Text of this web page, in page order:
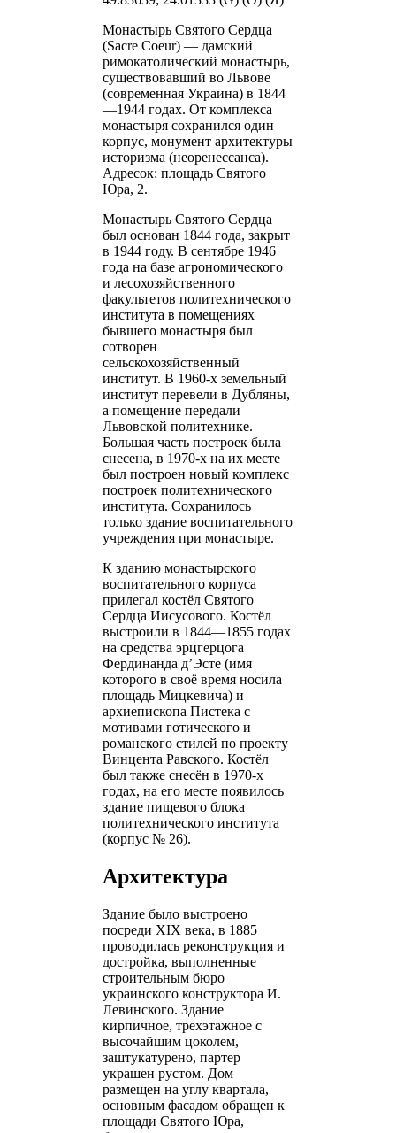
Монастырь Святого Сердца
(Sacre Coeur) — дамский
римокатолический монастырь,
существовавший во Львове
(современная Украина) в 1844
—1944 годах. От комплекса
монастыря сохранился один
корпус, монумент архитектуры
историзма (неоренессанса).
Адресок: площадь Святого
Юра, 2.
Монастырь Святого Сердца
был основан 1844 года, закрыт
в 1944 году. В сентябре 1946
года на базе агрономического
и лесохозяйственного
факультетов политехнического
института в помещениях
бывшего монастыря был
сотворен
сельскохозяйственный
институт. В 1960-х земельный
институт перевели в Дубляны,
а помещение передали
Львовской политехнике.
Большая часть построек была
снесена, в 1970-х на их месте
был построен новый комплекс
построек политехнического
института. Сохранилось
только здание воспитательного
учреждения при монастыре.
К зданию монастырского
воспитательного корпуса
прилегал костёл Святого
Сердца Иисусового. Костёл
выстроили в 1844—1855 годах
на средства эрцгерцога
Фердинанда д’Эсте (имя
которого в своё время носила
площадь Мицкевича) и
архиепископа Пистека с
мотивами готического и
романского стилей по проекту
Винцента Равского. Костёл
был также снесён в 1970-х
годах, на его месте появилось
здание пищевого блока
политехнического института
(корпус № 26).
Архитектура
Здание было выстроено
посреди XIX века, в 1885
проводилась реконструкция и
достройка, выполненные
строительным бюро
украинского конструктора И.
Левинского. Здание
кирпичное, трехэтажное с
высочайшим цоколем,
заштукатурено, партер
украшен рустом. Дом
размещен на углу квартала,
основным фасадом обращен к
площади Святого Юра,